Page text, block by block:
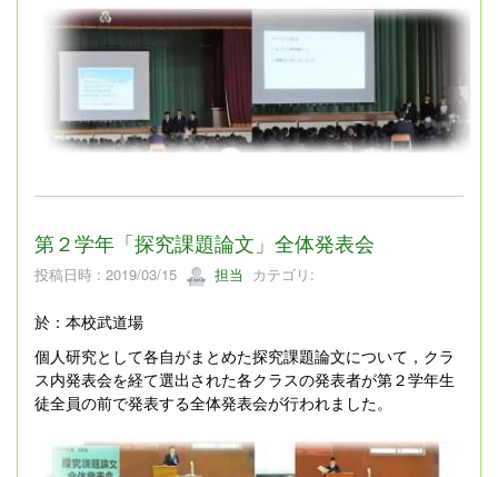
第２学年「探究課題論文」全体発表会
投稿日時 : 2019/03/15 担当 カテゴリ:
於：本校武道場
個人研究として各自がまとめた探究課題論文について，クラ
ス内発表会を経て選出された各クラスの発表者が第２学年生
徒全員の前で発表する全体発表会が行われました。